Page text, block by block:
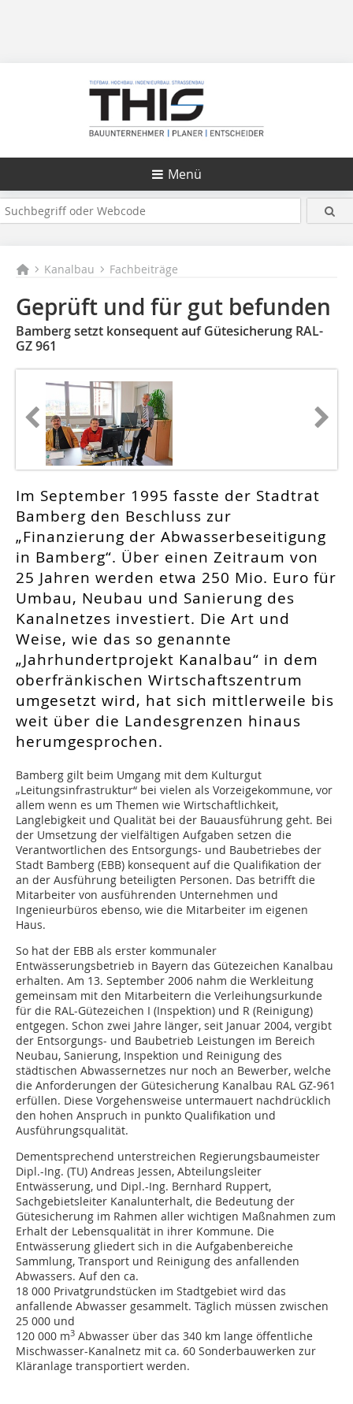
Menü
Kanalbau Fachbeiträge
Geprüft und für gut befunden
Bamberg setzt konsequent auf Gütesicherung RAL-
GZ 961
Im September 1995 fasste der Stadtrat
Bamberg den Beschluss zur
„Finanzierung der Abwasserbeseitigung
in Bamberg“. Über einen Zeitraum von
25 Jahren werden etwa 250 Mio. Euro für
Umbau, Neubau und Sanierung des
Kanalnetzes investiert. Die Art und
Weise, wie das so genannte
„Jahrhundertprojekt Kanalbau“ in dem
oberfränkischen Wirtschaftszentrum
umgesetzt wird, hat sich mittlerweile bis
weit über die Landesgrenzen hinaus
herumgesprochen.
Bamberg gilt beim Umgang mit dem Kulturgut
„Leitungsinfrastruktur“ bei vielen als Vorzeigekommune, vor
allem wenn es um Themen wie Wirtschaftlichkeit,
Langlebigkeit und Qualität bei der Bauausführung geht. Bei
der Umsetzung der vielfältigen Aufgaben setzen die
Verantwortlichen des Entsorgungs- und Baubetriebes der
Stadt Bamberg (EBB) konsequent auf die Qualifikation der
an der Ausführung beteiligten Personen. Das betrifft die
Mitarbeiter von ausführenden Unternehmen und
Ingenieurbüros ebenso, wie die Mitarbeiter im eigenen
Haus.
So hat der EBB als erster kommunaler
Entwässerungsbetrieb in Bayern das Gütezeichen Kanalbau
erhalten. Am 13. September 2006 nahm die Werkleitung
gemeinsam mit den Mitarbeitern die Verleihungsurkunde
für die RAL-Gütezeichen I (Inspektion) und R (Reinigung)
entgegen. Schon zwei Jahre länger, seit Januar 2004, vergibt
der Entsorgungs- und Baubetrieb Leistungen im Bereich
Neubau, Sanierung, Inspektion und Reinigung des
städtischen Abwassernetzes nur noch an Bewerber, welche
die Anforderungen der Gütesicherung Kanalbau RAL GZ-961
erfüllen. Diese Vorgehensweise untermauert nachdrücklich
den hohen Anspruch in punkto Qualifikation und
Ausführungsqualität.
Dementsprechend unterstreichen Regierungsbaumeister
Dipl.-Ing. (TU) Andreas Jessen, Abteilungsleiter
Entwässerung, und Dipl.-Ing. Bernhard Ruppert,
Sachgebietsleiter Kanalunterhalt, die Bedeutung der
Gütesicherung im Rahmen aller wichtigen Maßnahmen zum
Erhalt der Lebensqualität in ihrer Kommune. Die
Entwässerung gliedert sich in die Aufgabenbereiche
Sammlung, Transport und Reinigung des anfallenden
Abwassers. Auf den ca.
18 000 Privatgrundstücken im Stadtgebiet wird das
anfallende Abwasser gesammelt. Täglich müssen zwischen
25 000 und
120 000 m3 Abwasser über das 340 km lange öffentliche
Mischwasser-Kanalnetz mit ca. 60 Sonderbauwerken zur
Kläranlage transportiert werden.